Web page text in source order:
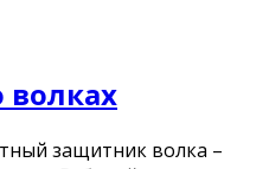
защитник волка –